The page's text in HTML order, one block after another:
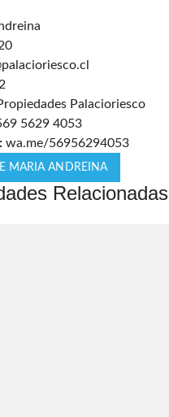
Palacioriesco
5629 4053
wa.me/56956294053
MARIA ANDREINA
Relacionadas